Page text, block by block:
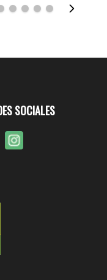
SOCIALES